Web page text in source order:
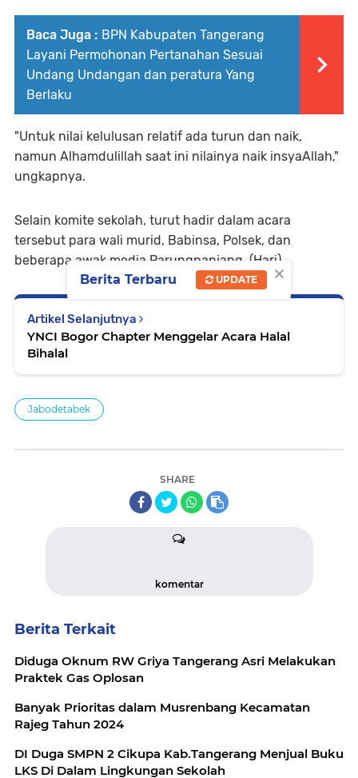
Baca Juga : BPN Kabupaten Tangerang
Layani Permohonan Pertanahan Sesuai
Undang Undangan dan peratura Yang
Berlaku
"Untuk nilai kelulusan relatif ada turun dan naik,
namun Alhamdulillah saat ini nilainya naik insyaAllah,"
ungkapnya.
Selain komite sekolah, turut hadir dalam acara
tersebut para wali murid, Babinsa, Polsek, dan
beberapa awak media Parungpanjang. (Hari).
Artikel Selanjutnya
YNCI Bogor Chapter Menggelar Acara Halal
Bihalal
Jabodetabek
SHARE
komentar
Berita Terkait
Diduga Oknum RW Griya Tangerang Asri Melakukan
Praktek Gas Oplosan
Banyak Prioritas dalam Musrenbang Kecamatan
Rajeg Tahun 2024
DI Duga SMPN 2 Cikupa Kab.Tangerang Menjual Buku
LKS Di Dalam Lingkungan Sekolah
×
Berita Terbaru UPDATE